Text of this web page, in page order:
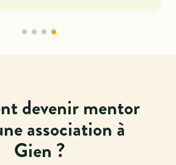
devenir mentor
association à
Gien ?